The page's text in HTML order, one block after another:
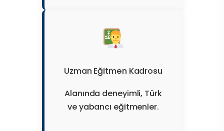
Uzman Eğitmen Kadrosu
Alanında deneyimli, Türk
ve yabancı eğitmenler.